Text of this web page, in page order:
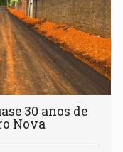
30 anos de
Nova